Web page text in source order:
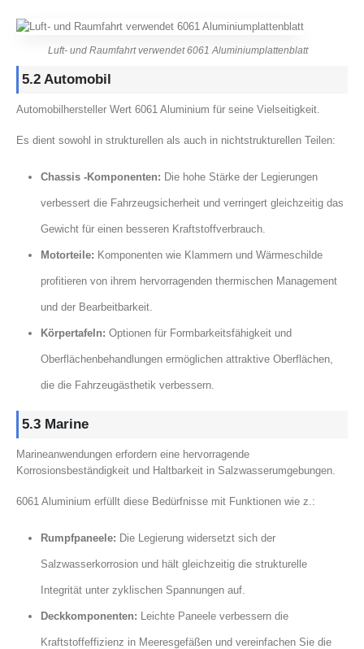
Luft- und Raumfahrt verwendet 6061 Aluminiumplattenblatt
5.2 Automobil
Automobilhersteller Wert 6061 Aluminium für seine Vielseitigkeit.
Es dient sowohl in strukturellen als auch in nichtstrukturellen Teilen:
Chassis -Komponenten: Die hohe Stärke der Legierungen
verbessert die Fahrzeugsicherheit und verringert gleichzeitig das
Gewicht für einen besseren Kraftstoffverbrauch.
Motorteile: Komponenten wie Klammern und Wärmeschilde
profitieren von ihrem hervorragenden thermischen Management
und der Bearbeitbarkeit.
Körpertafeln: Optionen für Formbarkeitsfähigkeit und
Oberflächenbehandlungen ermöglichen attraktive Oberflächen,
die die Fahrzeugästhetik verbessern.
5.3 Marine
Marineanwendungen erfordern eine hervorragende
Korrosionsbeständigkeit und Haltbarkeit in Salzwasserumgebungen.
6061 Aluminium erfüllt diese Bedürfnisse mit Funktionen wie z.:
Rumpfpaneele: Die Legierung widersetzt sich der
Salzwasserkorrosion und hält gleichzeitig die strukturelle
Integrität unter zyklischen Spannungen auf.
Deckkomponenten: Leichte Paneele verbessern die
Kraftstoffeffizienz in Meeresgefäßen und vereinfachen Sie die